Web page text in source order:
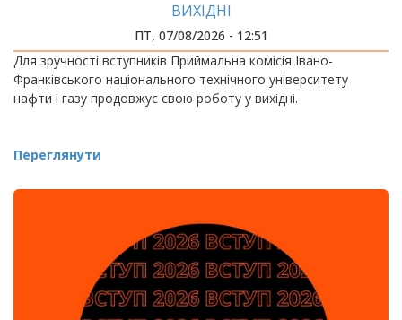
ВИХІДНІ
ПТ, 07/08/2026 - 12:51
Для зручності вступників Приймальна комісія Івано-
Франківського національного технічного університету
нафти і газу продовжує свою роботу у вихідні.
Переглянути